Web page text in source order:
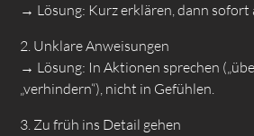
→ Lösung: Kurz erklären, dann sofort
2. Unklare Anweisungen
→ Lösung: In Aktionen sprechen
„verhindern“), nicht in Gefühlen.
3. Zu früh ins Detail gehen